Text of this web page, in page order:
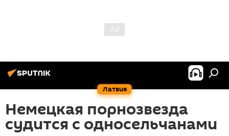
Латвия
Немецкая порнозвезда
судится с односельчанами